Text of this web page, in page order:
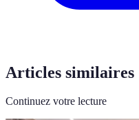
Articles similaires
Continuez votre lecture